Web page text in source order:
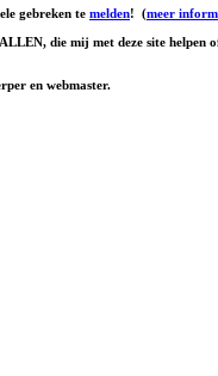
gebreken te melden! (meer
die mij met deze site helpen
en webmaster.